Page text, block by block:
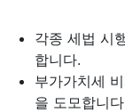
각종 세법 시
합니다.
부가가치세
을 도모합니